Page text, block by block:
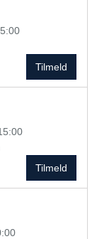
Tilmeld
Tilmeld